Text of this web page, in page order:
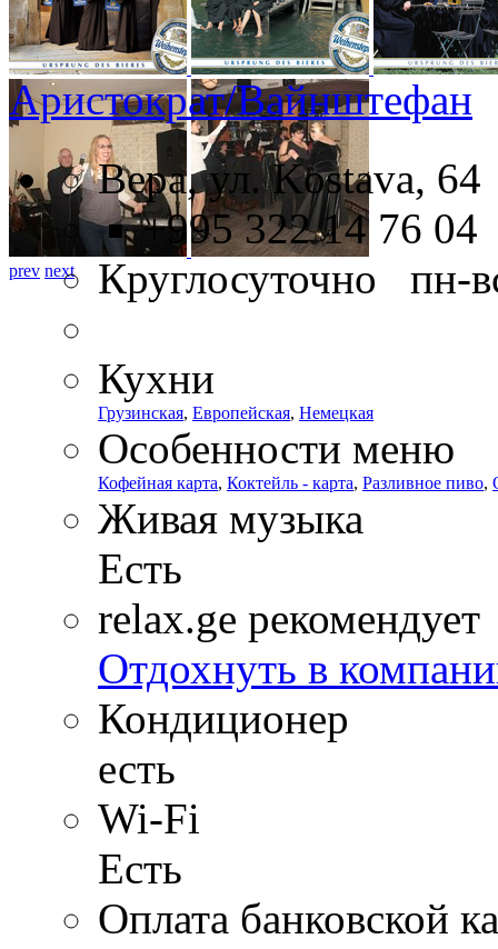
prev next
Аристократ/Вайнштефан
Вера, ул. Kostava, 64
+995 322 14 76 04
Круглосуточно пн-
Кухни
Грузинская, Европейская, Немецкая
Особенности меню
Кофейная карта, Коктейль - карта, Разливное пиво,
Живая музыка
Есть
relax.ge рекомендует
Отдохнуть в
Кондиционер
есть
Wi-Fi
Есть
Оплата банковской